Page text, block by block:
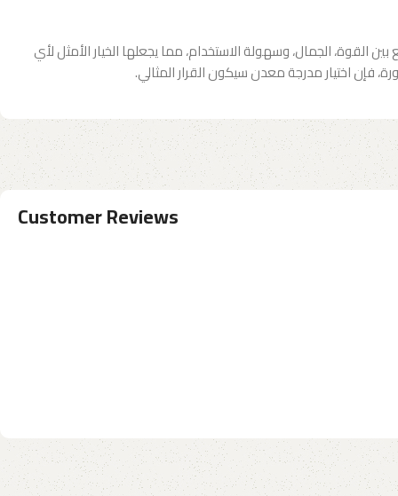
الجمال، وسهولة الاستخدام، مما يجعلها الخيار الأمثل لأي
فإن اختيار مدرجة معدن سيكون القرار المثالي.
Customer Reviews